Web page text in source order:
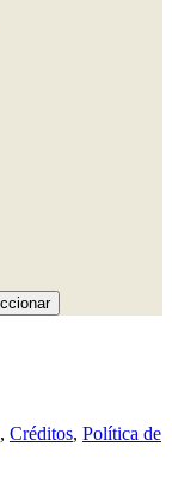
, Créditos, Política de